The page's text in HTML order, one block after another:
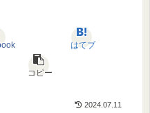
はてブ
コピー
2024.07.11